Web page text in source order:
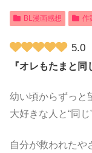
BL漫画感想 作
5.0
『オレもたまと同
幼い頃からずっと
大好きな人と“同じ
自分が救われたや